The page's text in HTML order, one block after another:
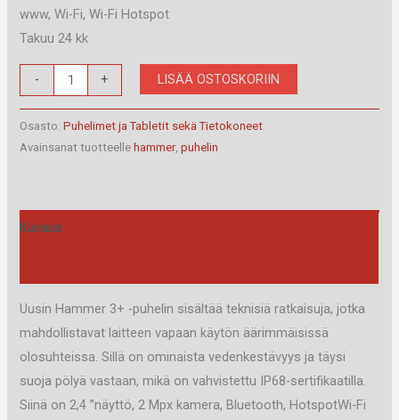
www, Wi-Fi, Wi-Fi Hotspot
Takuu 24 kk
-
myPhone
Hammer
3+
(Kopio)
+ LISÄÄ OSTOSKORIIN
Osasto:Puhelimet ja Tabletit sekä Tietokoneet
Avainsanat tuotteellehammer,puhelin
Kuvaus
Uusin Hammer 3+ -puhelin sisältää teknisiä ratkaisuja, jotka
mahdollistavat laitteen vapaan käytön äärimmäisissä
olosuhteissa. Sillä on ominaista vedenkestävyys ja täysi
suoja pölyä vastaan, mikä on vahvistettu IP68-sertifikaatilla.
Siinä on 2,4 ”näyttö, 2 Mpx kamera, Bluetooth, HotspotWi-Fi